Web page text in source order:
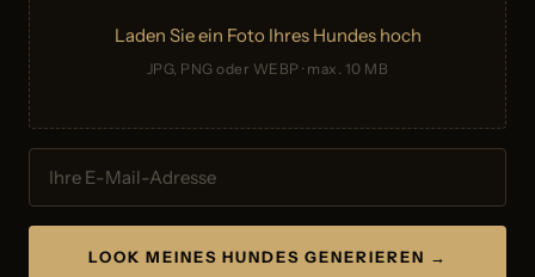
Laden Sie ein Foto Ihres Hundes hoch
JPG, PNG oder WEBP · max. 10 MB
LOOK MEINES HUNDES GENERIEREN →